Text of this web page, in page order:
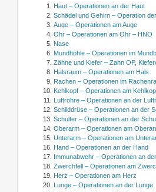
Haut – Operationen an der Haut
Schädel und Gehirn – Operation
Auge – Operationen am Auge
Ohr – Operationen am Ohr – HNO
Nase
Mundhöhle – Operationen im
Zähne und Kiefer – Zahn OP,
Halsraum – Operationen am Hals
Rachen – Operationen im
Kehlkopf – Operationen am
Luftröhre – Operationen an der
Schilddrüse – Operationen an der
Schulter – Operationen an der
Oberarm – Operationen am
Unterarm – Operationen am
Hand – Operationen an der Hand
Immunabwehr – Operationen an
Zwerchfell – Operationen am
Herz – Operationen am Herz
Lunge – Operationen an der Lunge